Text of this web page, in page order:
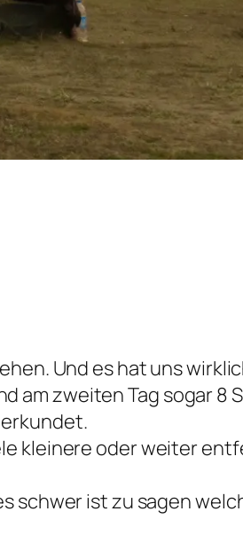
Und es hat uns
am zweiten Tag sogar 8
kleinere oder weiter
schwer ist zu sagen